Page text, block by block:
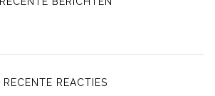
RECENTE REACTIES